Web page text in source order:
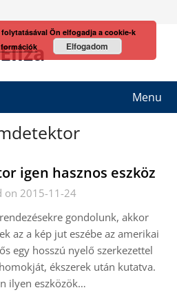
Eliza
Menu
igen hasznos eszköz
on 2015-11-24
gondolunk, akkor
az a kép jut eszébe az amerikai
egy hosszú nyelő szerkezettel
ékszerek után kutatva.
ilyen eszközök…
Ön elfogadja a cookie-k
Elfogadom